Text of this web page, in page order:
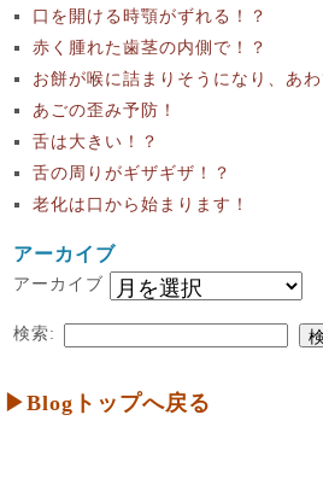
口を開ける時顎がずれる！？
赤く腫れた歯茎の内側で！？
お餅が喉に詰まりそうになり、あわ
あごの歪み予防！
舌は大きい！？
舌の周りがギザギザ！？
老化は口から始まります！
アーカイブ
アーカイブ
検索:
▶Blogトップへ戻る